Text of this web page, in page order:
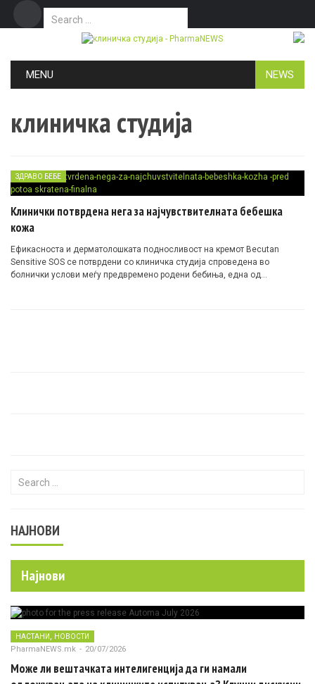
Search for:
MENU NEWS
клиничка студија
ЗДРАВО БЕБЕ
Клинички потврдена нега за најчувствителната бебешка
кожа
Ефикасноста и дерматолошката подносливост на кремот Becutan
Sensitive SOS се потврдени со клиничка студија спроведена во
болнички услови меѓу предвремено родени бебиња, една од
Search for:
НАЈНОВИ
Најнови
НАСТАНИ, НОВОСТИ
PharmaNEWS.mk - 20/07/2026
Може ли вештачката интелигенција да ги намали